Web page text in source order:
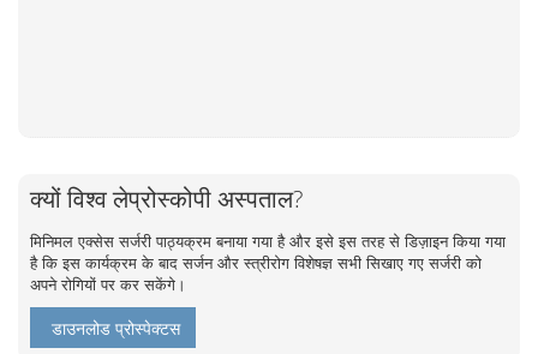
क्यों विश्व लेप्रोस्कोपी अस्पताल?
मिनिमल एक्सेस सर्जरी पाठ्यक्रम बनाया गया है और इसे इस तरह से डिज़ाइन किया गया
है कि इस कार्यक्रम के बाद सर्जन और स्त्रीरोग विशेषज्ञ सभी सिखाए गए सर्जरी को
अपने रोगियों पर कर सकेंगे।
डाउनलोड प्रोस्पेक्टस